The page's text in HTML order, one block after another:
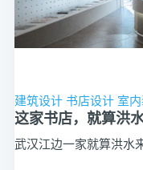
建筑设计 书店设计 室
这家书店，就算洪
武汉江边一家就算洪水